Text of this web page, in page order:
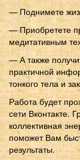
— Поднимете
— Приобретете
медитативным
— А также
практичной
тонкого тела и
Работа будет
сети Вконтакте.
коллективная
поможет Вам
результаты.